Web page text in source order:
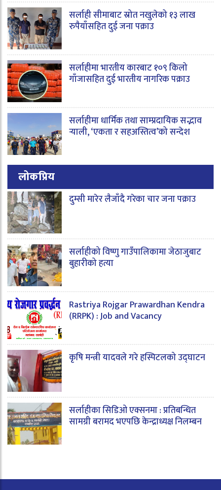
सर्लाही सीमाबाट स्रोत नखुलेको १३ लाख
रुपैयाँसहित दुई जना पक्राउ
सर्लाहीमा भारतीय कारबाट १०९ किलो
गाँजासहित दुई भारतीय नागरिक पक्राउ
सर्लाहीमा धार्मिक तथा साम्प्रदायिक सद्भाव
र्‍याली, ‘एकता र सहअस्तित्व’को सन्देश
लोकप्रिय
दुम्सी मारेर लैजाँदै गरेका चार जना पक्राउ
सर्लाहीको विष्णु गाउँपालिकामा जेठाजुबाट
बुहारीको हत्या
Rastriya Rojgar Prawardhan Kendra
(RRPK) : Job and Vacancy
कृषि मन्त्री यादवले गरे हस्पिटलको उद्घाटन
सर्लाहीका सिडिओ एक्सनमा : प्रतिबन्धित
सामग्री बरामद भएपछि केन्द्राध्यक्ष निलम्बन